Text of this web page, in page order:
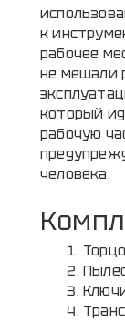
к
рабочее
не мешали
который
рабочую
человека.